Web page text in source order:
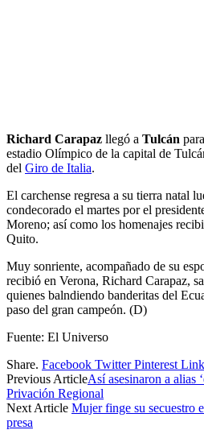
Richard Carapaz llegó a Tulcán
estadio Olímpico de la capital de
del Giro de Italia.
El carchense regresa a su tierra natal
condecorado el martes por el
Moreno; así como los homenajes
Quito.
Muy sonriente, acompañado de su
recibió en Verona, Richard Carapaz,
quienes balndiendo banderitas del
paso del gran campeón. (D)
Fuente: El Universo
Share. Facebook Twitter Pinterest
Previous ArticleAsí asesinaron a alias
Privación Regional
Next Article Mujer finge su secuestro
presa